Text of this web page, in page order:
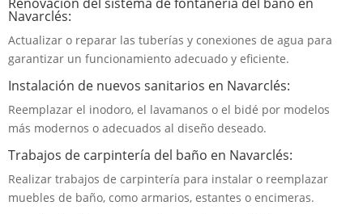
Navarclés:
Actualizar o reparar las tuberías y conexiones de agua para
garantizar un funcionamiento adecuado y eficiente.
Instalación de nuevos sanitarios en Navarclés:
Reemplazar el inodoro, el lavamanos o el bidé por modelos
más modernos o adecuados al diseño deseado.
Trabajos de carpintería del baño en Navarclés:
Realizar trabajos de carpintería para instalar o reemplazar
muebles de baño, como armarios, estantes o encimeras.